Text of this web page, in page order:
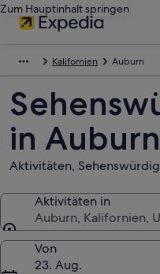
Zum Hauptinhalt springen
Kalifornien Auburn
in Auburn
Aktivitäten,
Aktivitäten in
Auburn, Kalifornien,
Aktivitäten in
Von
23. Aug.